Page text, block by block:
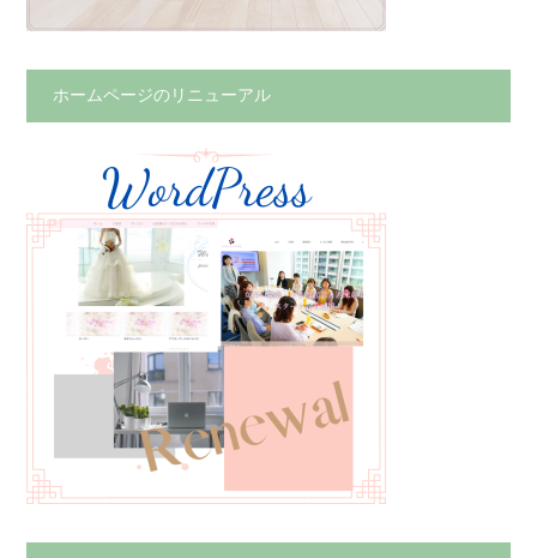
ホームページのリニューアル